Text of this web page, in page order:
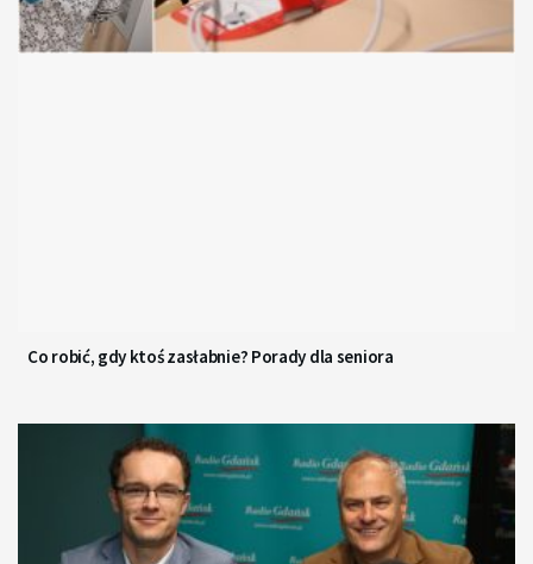
Co robić, gdy ktoś zasłabnie? Porady dla seniora